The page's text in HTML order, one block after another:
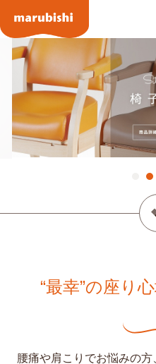
“最幸”の座り
腰痛や肩こりでお悩みの